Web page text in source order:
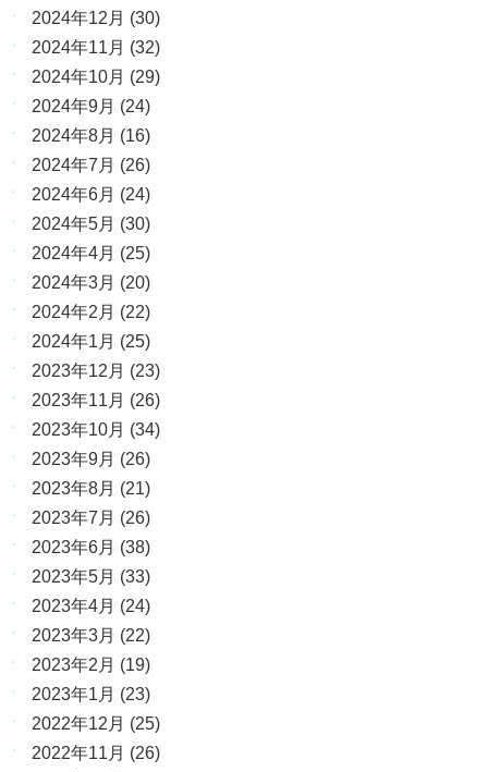
2024年12月 (30)
2024年11月 (32)
2024年10月 (29)
2024年9月 (24)
2024年8月 (16)
2024年7月 (26)
2024年6月 (24)
2024年5月 (30)
2024年4月 (25)
2024年3月 (20)
2024年2月 (22)
2024年1月 (25)
2023年12月 (23)
2023年11月 (26)
2023年10月 (34)
2023年9月 (26)
2023年8月 (21)
2023年7月 (26)
2023年6月 (38)
2023年5月 (33)
2023年4月 (24)
2023年3月 (22)
2023年2月 (19)
2023年1月 (23)
2022年12月 (25)
2022年11月 (26)